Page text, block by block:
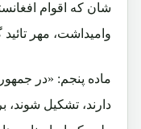
شان که اقوام
وامیداشت، مهر
ماده پنجم: «در
دارند، تشکیل شوند،